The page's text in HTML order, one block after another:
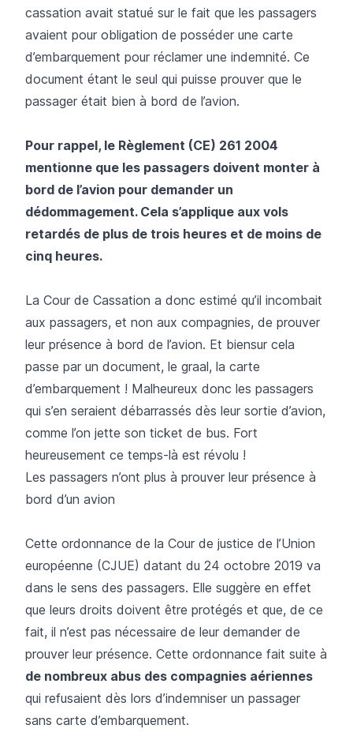
cassation avait statué sur le fait que les passagers
avaient pour obligation de posséder une carte
d’embarquement pour réclamer une indemnité. Ce
document étant le seul qui puisse prouver que le
passager était bien à bord de l’avion.
Pour rappel, le Règlement (CE) 261 2004
mentionne que les passagers doivent monter à
bord de l’avion pour demander un
dédommagement. Cela s’applique aux vols
retardés de plus de trois heures et de moins de
cinq heures.
La Cour de Cassation a donc estimé qu’il incombait
aux passagers, et non aux compagnies, de prouver
leur présence à bord de l’avion. Et biensur cela
passe par un document, le graal, la carte
d’embarquement ! Malheureux donc les passagers
qui s’en seraient débarrassés dès leur sortie d’avion,
comme l’on jette son ticket de bus. Fort
heureusement ce temps-là est révolu !
Les passagers n’ont plus à prouver leur présence à
bord d’un avion
Cette ordonnance de la Cour de justice de l’Union
européenne (CJUE) datant du 24 octobre 2019 va
dans le sens des passagers. Elle suggère en effet
que leurs droits doivent être protégés et que, de ce
fait, il n’est pas nécessaire de leur demander de
prouver leur présence. Cette ordonnance fait suite à
de nombreux abus des compagnies aériennes
qui refusaient dès lors d’indemniser un passager
sans carte d’embarquement.